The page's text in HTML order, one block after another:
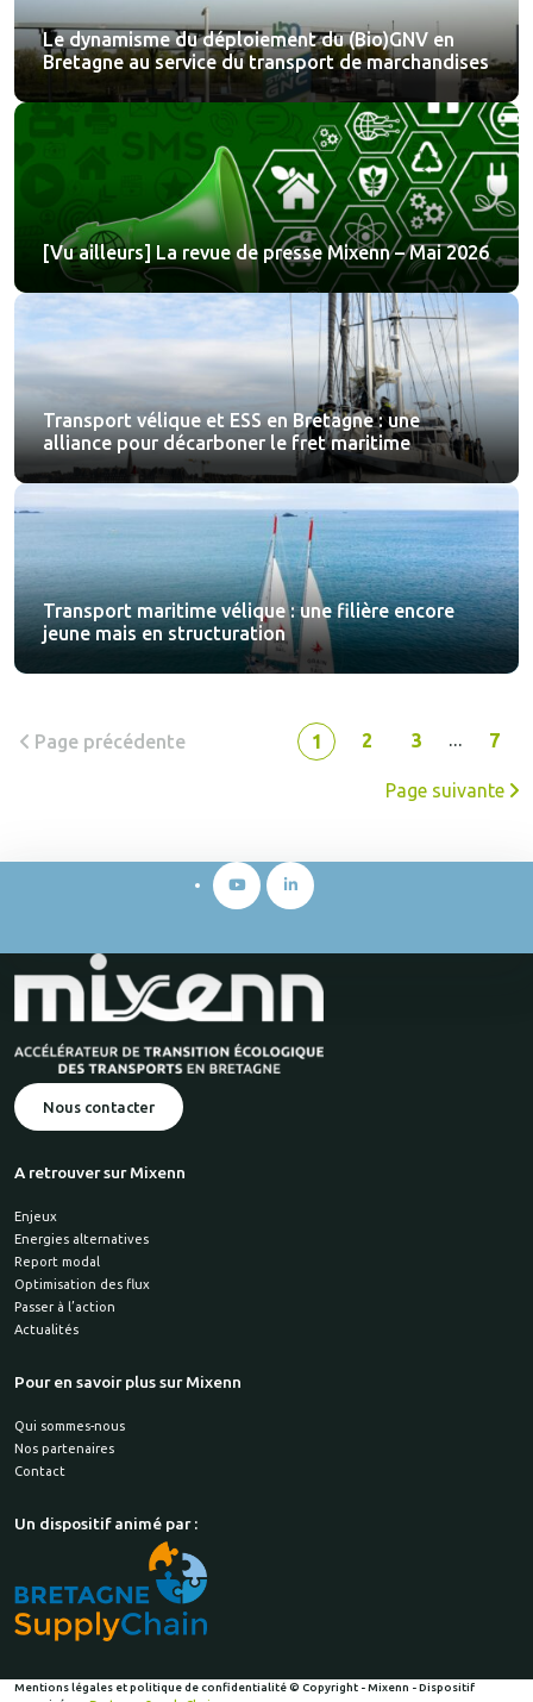
Le dynamisme du déploiement du (Bio)GNV en
Bretagne au service du transport de marchandises
[Vu ailleurs] La revue de presse Mixenn – Mai 2026
Transport vélique et ESS en Bretagne : une
alliance pour décarboner le fret maritime
Transport maritime vélique : une filière encore
jeune mais en structuration
Page précédente 1 2 3 … 7
Page suivante
Nous contacter
A retrouver sur Mixenn
Enjeux
Energies alternatives
Report modal
Optimisation des flux
Passer à l’action
Actualités
Pour en savoir plus sur Mixenn
Qui sommes-nous
Nos partenaires
Contact
Un dispositif animé par :
Mentions légales et politique de confidentialité© Copyright - Mixenn - Dispositif